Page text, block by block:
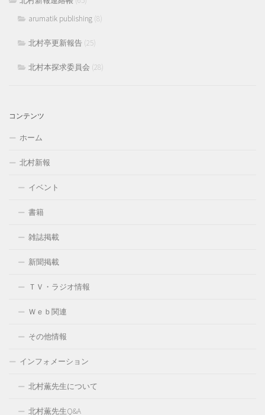
arumatik publishing (8)
北村亭更新報告 (25)
北村本探求委員会 (28)
コンテンツ
ホーム
北村新報
イベント
書籍
雑誌掲載
新聞掲載
ＴＶ・ラジオ情報
Ｗｅｂ関連
その他情報
インフォメーション
北村薫先生について
北村薫先生Q&A